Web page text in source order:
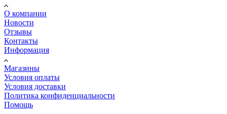
О компании
Новости
Отзывы
Контакты
Информация
Магазины
Условия оплаты
Условия доставки
Политика конфиденциальности
Помощь